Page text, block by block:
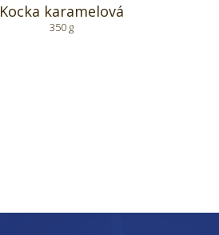
Kocka karamelová
350 g